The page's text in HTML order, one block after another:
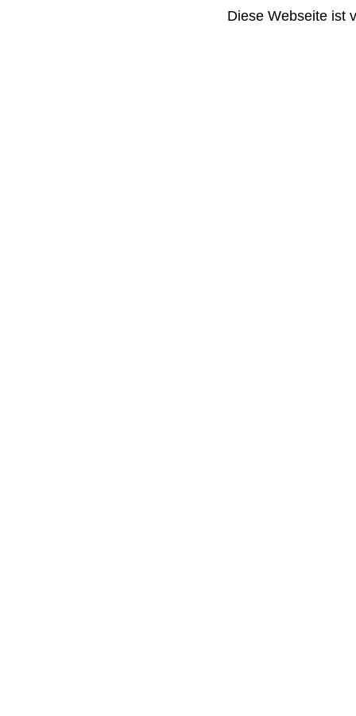
Diese Webseite ist